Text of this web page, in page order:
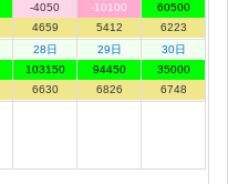
-4050
4659
-10100
5412
60500
6223
28日
103150
6630
29日
94450
6826
30日
35000
6748